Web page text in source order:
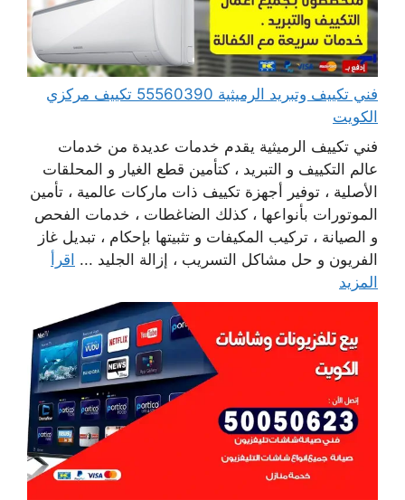
فني تكييف وتبريد الرميثية 55560390 تكييف مركزي
الكويت
فني تكييف الرميثية يقدم خدمات عديدة من خدمات
عالم التكييف و التبريد ، كتأمين قطع الغيار و المحلقات
الأصلية ، توفير أجهزة تكييف ذات ماركات عالمية ، تأمين
الموتورات بأنواعها ، كذلك الضاغطات ، خدمات الفحص
و الصيانة ، تركيب المكيفات و تثبيتها بإحكام ، تبديل غاز
الفريون و حل مشاكل التسريب ، إزالة الجليد ... اقرأ
المزيد